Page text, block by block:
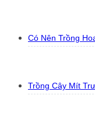
Có Nên Trồng
Trồng Cây Mít